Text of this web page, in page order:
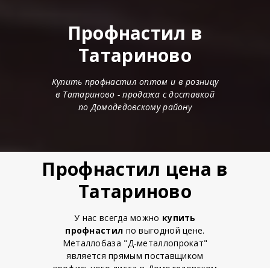
Профнастил в
Татариново
Купить профнастил оптом и в розницу
в Татариново - продажа с доставкой
по Домодедовскому району
Профнастил цена в
Татариново
У нас всегда можно купить
профнастил по выгодной цене.
Металлобаза "Д-металлопрокат"
является прямым поставщиком